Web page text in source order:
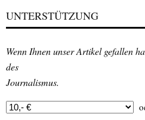
UNTERSTÜTZUNG
Wenn Ihnen unser Artikel gefallen
des
Journalismus.